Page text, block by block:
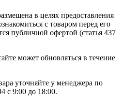
в целях предоставления
с товаром перед его
публичной офертой (статья 437
может обновляться в течение
уточняйте у менеджера по
с 9:00 до 18:00.